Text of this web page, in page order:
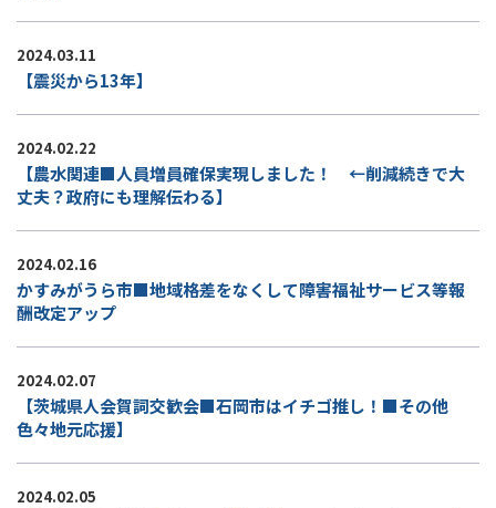
2024.03.11
【震災から13年】
2024.02.22
【農水関連■人員増員確保実現しました！ ←削減続きで大
丈夫？政府にも理解伝わる】
2024.02.16
かすみがうら市■地域格差をなくして障害福祉サービス等報
酬改定アップ
2024.02.07
【茨城県人会賀詞交歓会■石岡市はイチゴ推し！■その他
色々地元応援】
2024.02.05